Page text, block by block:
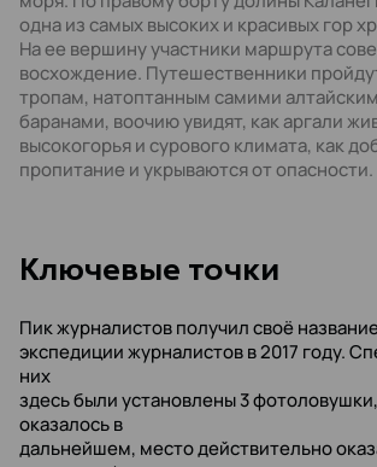
одна из самых высоких и красивых гор
На ее вершину участники маршрута
восхождение. Путешественники
тропам, натоптанным самими
баранами, воочию увидят, как аргали
высокогорья и сурового климата, как
пропитание и укрываются от опасности.
Kлючевые точки
Пик журналистов получил своё
экспедиции журналистов в 2017 году.
них
здесь были установлены 3
оказалось в
дальнейшем, место действительно